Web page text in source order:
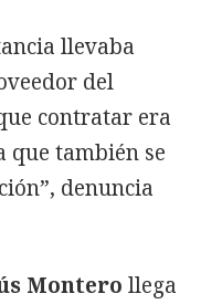
llevaba
del
contratar era
que también se
denuncia
Montero llega